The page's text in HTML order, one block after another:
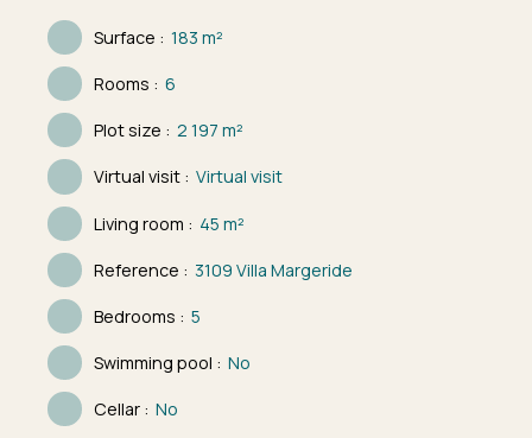
Surface : 183m²
Rooms : 6
Plot size : 2 197m²
Virtual visit : Virtual visit
Living room : 45m²
Reference : 3109 Villa Margeride
Bedrooms : 5
Swimming pool : No
Cellar : No